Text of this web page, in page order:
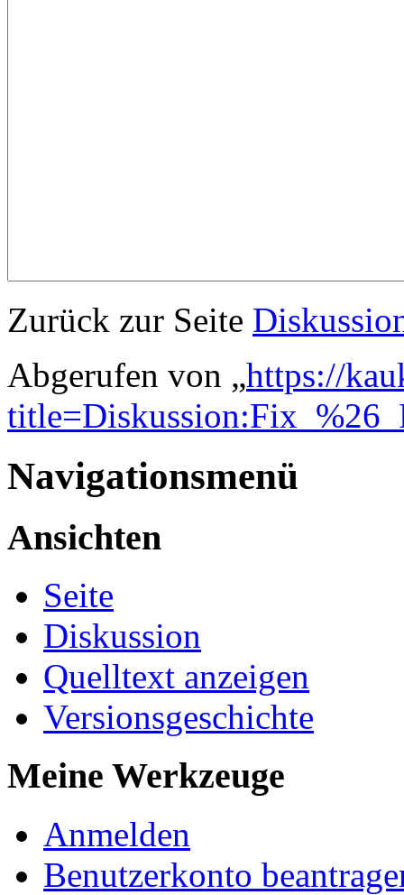
Zurück zur Seite
Abgerufen von „https://
Navigationsmenü
Ansichten
Seite
Diskussion
Quelltext anzeigen
Versionsgeschichte
Meine Werkzeuge
Anmelden
Benutzerkonto